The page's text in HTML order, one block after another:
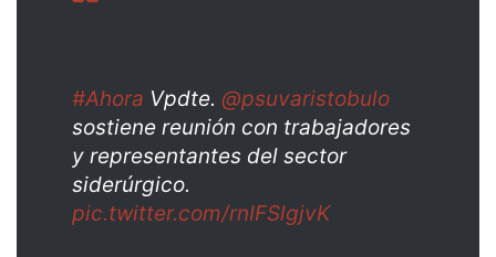
#Ahora Vpdte. @psuvaristobulo
sostiene reunión con trabajadores
y representantes del sector
siderúrgico.
pic.twitter.com/rnIFSlgjvK